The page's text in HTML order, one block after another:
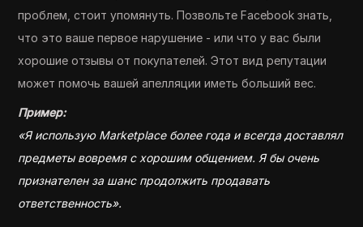
проблем, стоит упомянуть. Позвольте Facebook знать,
что это ваше первое нарушение - или что у вас были
хорошие отзывы от покупателей. Этот вид репутации
может помочь вашей апелляции иметь больший вес.
Пример:
«Я использую Marketplace более года и всегда доставлял
предметы вовремя с хорошим общением. Я бы очень
признателен за шанс продолжить продавать
ответственность».